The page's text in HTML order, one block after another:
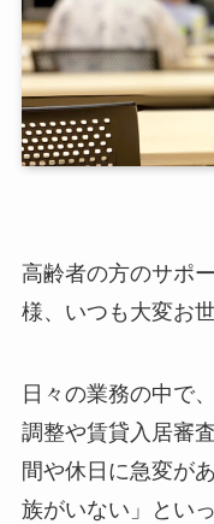
高齢者の方のサポ
様、いつも大変お
日々の業務の中で
調整や賃貸入居審
間や休日に急変が
族がいない」とい